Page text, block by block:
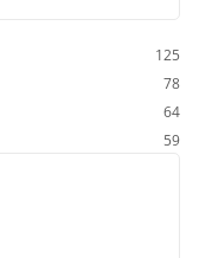
125
78
64
59